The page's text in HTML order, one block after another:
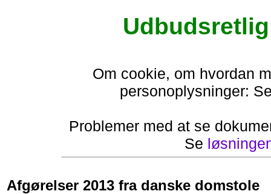
Om cookie, om hvordan
personoplysninger:
Problemer med at se
Se
Afgørelser 2013 fra danske domstole